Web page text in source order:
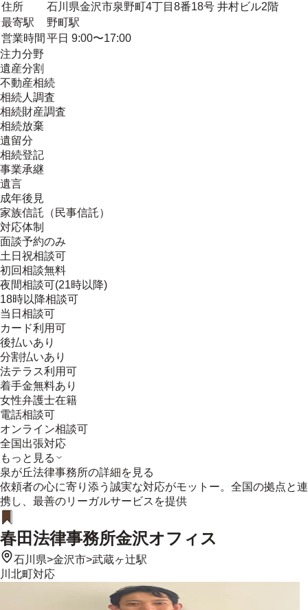
住所
石川県金沢市泉野町4丁目8番18号 井村ビル2階
最寄駅
野町駅
営業時間 平日 9:00〜17:00
注力分野
遺産分割
不動産相続
相続人調査
相続財産調査
相続放棄
遺留分
相続登記
事業承継
遺言
成年後見
家族信託（民事信託）
対応体制
面談予約のみ
土日祝相談可
初回相談無料
夜間相談可(21時以降)
18時以降相談可
当日相談可
カード利用可
後払いあり
分割払いあり
法テラス利用可
着手金無料あり
女性弁護士在籍
電話相談可
オンライン相談可
全国出張対応
もっと見る
泉が丘法律事務所の詳細を見る
依頼者の心に寄り添う誠実な対応がモットー。全国の拠点と連
携し、最善のリーガルサービスを提供
春田法律事務所金沢オフィス
石川県>金沢市>武蔵ヶ辻駅
川北町対応